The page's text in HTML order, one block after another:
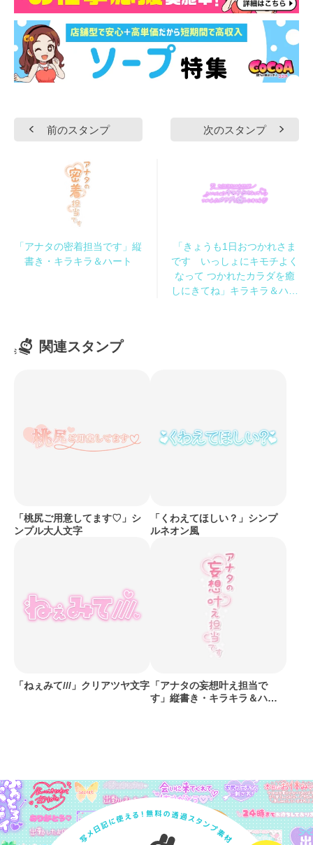
前のスタンプ
「アナタの密着担当です」縦
書き・キラキラ＆ハート
次のスタンプ
「きょうも1日おつかれさま
です いっしょにキモチよく
なって つかれたカラダを癒
しにきてね」キラキラ＆ハー
関連スタンプ
「桃尻ご用意してます♡」シ
ンプル大人文字
「くわえてほしい？」シンプ
ルネオン風
「ねぇみて///」クリアツヤ文字 「アナタの妄想叶え担当で
す」縦書き・キラキラ＆ハー